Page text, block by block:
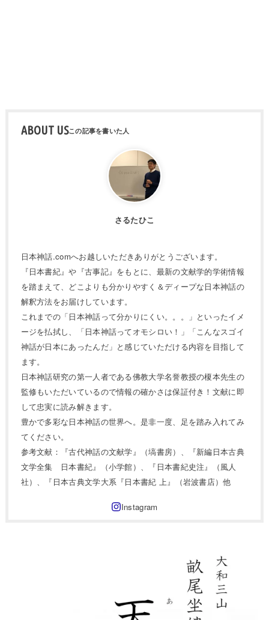
ABOUT US
さるたひこ
日本神話.comへお越しいただきありがとうございます。
『日本書紀』や『古事記』をもとに、最新の文献学的学術情報
を踏まえて、どこよりも分かりやすく＆ディープな日本神話の
解釈方法をお届けしています。
これまでの「日本神話って分かりにくい。。。」といったイメ
ージを払拭し、「日本神話ってオモシロい！」「こんなスゴイ
神話が日本にあったんだ」と感じていただける内容を目指して
ます。
日本神話研究の第一人者である佛教大学名誉教授の榎本先生の
監修もいただいているので情報の確かさは保証付き！文献に即
して忠実に読み解きます。
豊かで多彩な日本神話の世界へ。是非一度、足を踏み入れてみ
てください。
参考文献：『古代神話の文献学』（塙書房）、『新編日本古典
文学全集 日本書紀』（小学館）、『日本書紀史注』（風人
社）、『日本古典文学大系『日本書紀 上』（岩波書店）他